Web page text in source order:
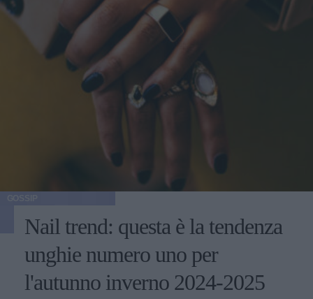
Nail trend: questa è la tendenza
unghie numero uno per
l'autunno inverno 2024-2025